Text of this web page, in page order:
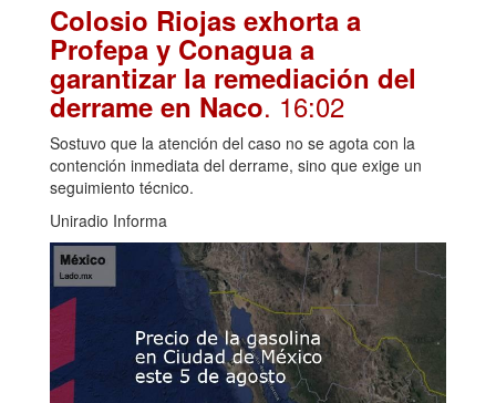
Colosio Riojas exhorta a
Profepa y Conagua a
garantizar la remediación del
derrame en Naco. 16:02
Sostuvo que la atención del caso no se agota con la
contención inmediata del derrame, sino que exige un
seguimiento técnico.
Uniradio Informa